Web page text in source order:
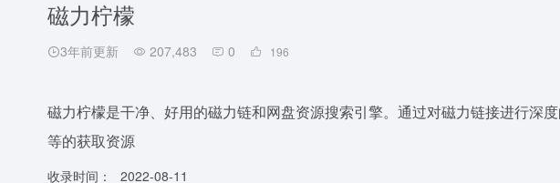
磁力柠檬
3年前更新 207,483 0 196
磁力柠檬是干净、好用的磁力链和网盘资源搜索引擎。通过对磁力链接进行深
等的获取资源
收录时间：
2022-08-11